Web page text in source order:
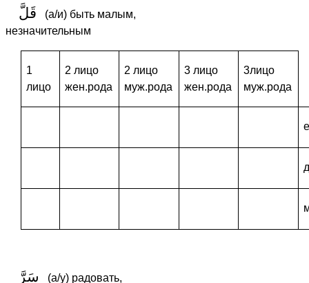
قَلَّ (а/и) быть малым,
незначительным
1
лицо
2 лицо
жен.рода
2 лицо
муж.рода
3 лицо
жен.рода
3лицо
муж.рода
سَرَّ
(а/у) радовать,